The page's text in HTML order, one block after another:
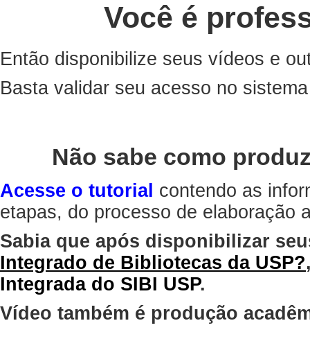
Você é
Então disponibilize seus vídeos e
Basta validar seu acesso no
Não sabe como
Acesse o tutorial contendo as
etapas, do processo de elaboração
Sabia que após disponibilizar
Integrado de Bibliotecas da USP?
Integrada do SIBI USP.
Vídeo também é produção